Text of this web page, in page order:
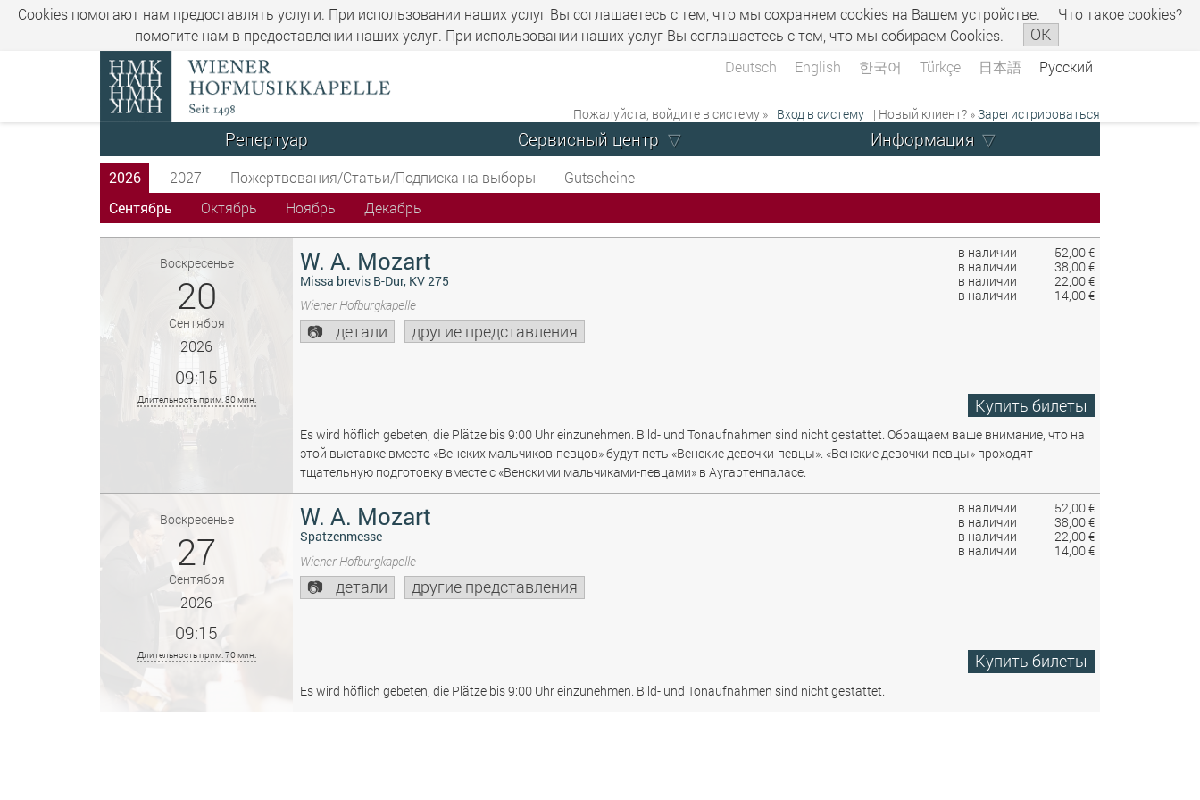
Cookies помогают нам предоставлять услуги. При использовании наших услуг Вы соглашаетесь с тем, что мы сохраняем сookies на Вашем устройстве.
Что такое сookies?
помогите нам в предоставлении наших услуг. При использовании наших услуг Вы соглашаетесь с тем, что мы собираем Cookies.
OK
Deutsch English 한국어 Türkçe 日本語 Русский
Пожалуйста, войдите в систему » Вход в систему | Новый клиент? »Зарегистрироваться
Репертуар Сервисный центр Информация
2026 2027 Пожертвования/Статьи/Подписка на выборы
Gutscheine
Сентябрь
Октябрь Ноябрь Декабрь
в наличии
52,00 €
в наличии
38,00 €
в наличии
22,00 €
в наличии
14,00 €
Воскресенье
20
Сентября
2026
09:15
Длительность прим. 80 мин.
W. A. Mozart
Missa brevis B-Dur, KV 275
Wiener Hofburgkapelle
детали другие представления
Купить билеты
Es wird höflich gebeten, die Plätze bis 9:00 Uhr einzunehmen. Bild- und Tonaufnahmen sind nicht gestattet. Обращаем ваше внимание, что на
этой выставке вместо «Венских мальчиков-певцов» будут петь «Венские девочки-певцы». «Венские девочки-певцы» проходят
тщательную подготовку вместе с «Венскими мальчиками-певцами» в Аугартенпаласе.
в наличии
52,00 €
в наличии
38,00 €
в наличии
22,00 €
в наличии
14,00 €
Воскресенье
27
Сентября
2026
09:15
Длительность прим. 70 мин.
W. A. Mozart
Spatzenmesse
Wiener Hofburgkapelle
детали другие представления
Купить билеты
Es wird höflich gebeten, die Plätze bis 9:00 Uhr einzunehmen. Bild- und Tonaufnahmen sind nicht gestattet.